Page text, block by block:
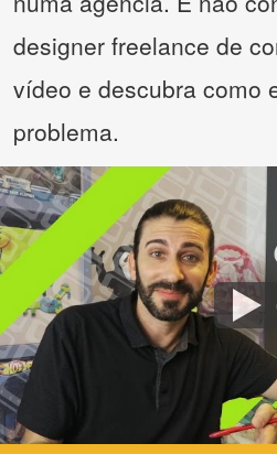
designer freelance de
vídeo e descubra como
problema.